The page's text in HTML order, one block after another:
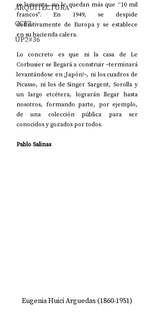
ARQUITECTURA
CCF2
UP2#36
se lamenta, no le quedan más que “10 mil
francos”. En 1949, se despide
definitivamente de Europa y se establece
en su hacienda calera.
Lo concreto es que ni la casa de Le
Corbusier se llegará a construir –terminará
levantándose en ¡Japón!–, ni los cuadros de
Picasso, ni los de Singer Sargent, Sorolla y
un largo etcétera, lograrán llegar hasta
nosotros, formando parte, por ejemplo,
de una colección pública para ser
conocidos y gozados por todos.
Pablo Salinas
Eugenia Huici Arguedas (1860-1951)